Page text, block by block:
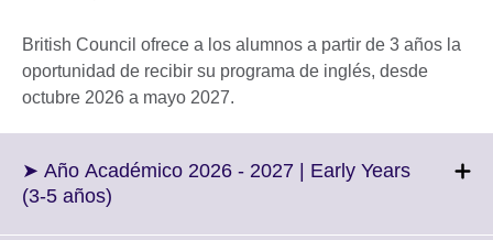
British Council ofrece a los alumnos a partir de 3 años la
oportunidad de recibir su programa de inglés, desde
octubre 2026 a mayo 2027.
➤ Año Académico 2026 - 2027 | Early Years
(3-5 años)